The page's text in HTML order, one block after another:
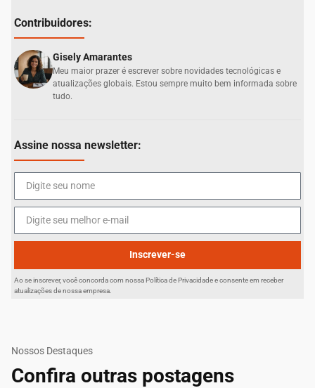
Contribuidores:
Gisely Amarantes
Meu maior prazer é escrever sobre novidades tecnológicas e
atualizações globais. Estou sempre muito bem informada sobre
tudo.
Assine nossa newsletter:
Inscrever-se
Ao se inscrever, você concorda com nossa Política de Privacidade e consente em receber
atualizações de nossa empresa.
Nossos Destaques
Confira outras postagens